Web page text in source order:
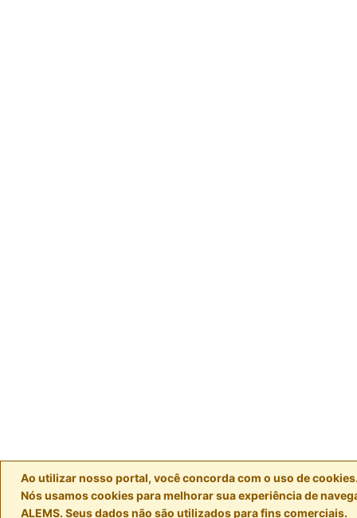
Ao utilizar nosso portal, você concorda com o uso de
Nós usamos cookies para melhorar sua experiência de
ALEMS. Seus dados não são utilizados para fins comerciais.